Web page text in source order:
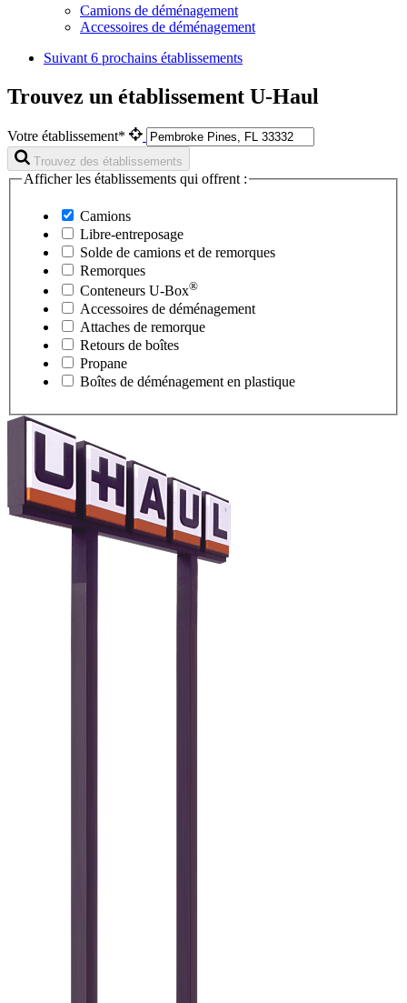
Camions de déménagement
Accessoires de déménagement
Suivant 6 prochains établissements
Trouvez un établissement U-Haul
Votre établissement*
Trouvez des établissements
Afficher les établissements qui offrent :
Camions
Libre-entreposage
Solde de camions et de remorques
Remorques
Conteneurs U-Box®
Accessoires de déménagement
Attaches de remorque
Retours de boîtes
Propane
Boîtes de déménagement en plastique